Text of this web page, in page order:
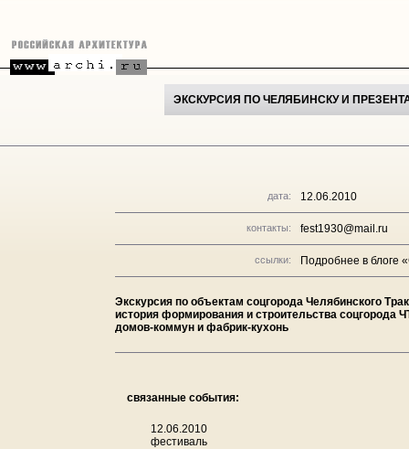
ЭКСКУРСИЯ ПО ЧЕЛЯБИНСКУ И
дата: 12.06.2010
контакты: fest1930@mail.ru
ссылки: Подробнее в блоге
Экскурсия по объектам соцгорода Челябинского
история формирования и строительства соцгорода
домов-коммун и фабрик-кухонь
связанные события:
12.06.2010
фестиваль